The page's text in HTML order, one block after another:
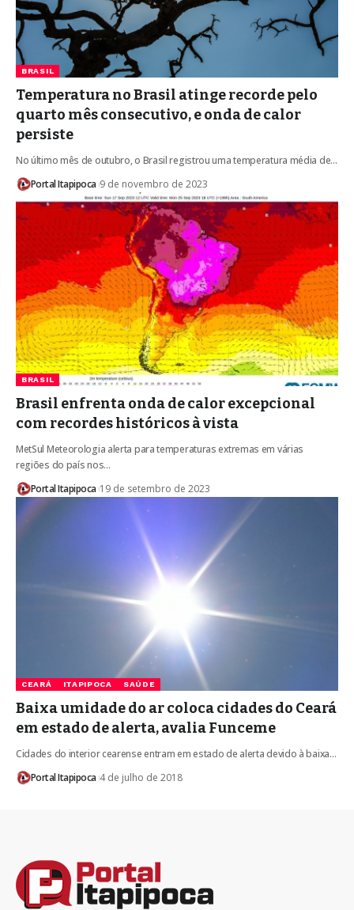
BRASIL
Temperatura no Brasil atinge recorde pelo
quarto mês consecutivo, e onda de calor
persiste
No último mês de outubro, o Brasil registrou uma temperatura média de…
Portal Itapipoca 9 de novembro de 2023
BRASIL
Brasil enfrenta onda de calor excepcional
com recordes históricos à vista
MetSul Meteorologia alerta para temperaturas extremas em várias
regiões do país nos…
Portal Itapipoca 19 de setembro de 2023
CEARÁ ITAPIPOCA SAÚDE
Baixa umidade do ar coloca cidades do Ceará
em estado de alerta, avalia Funceme
Cidades do interior cearense entram em estado de alerta devido à baixa…
Portal Itapipoca 4 de julho de 2018